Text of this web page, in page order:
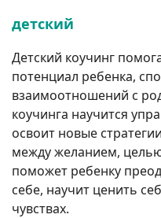
детский
Детский коучинг
потенциал ребенка,
взаимоотношений с
коучинга научится
освоит новые
между желанием,
поможет ребенку
себе, научит ценить
чувствах.